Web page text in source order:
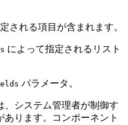
される項目が含まれます。
によって指定されるリスト
パラメータ。
、システム管理者が制御す
ります。コンポーネント